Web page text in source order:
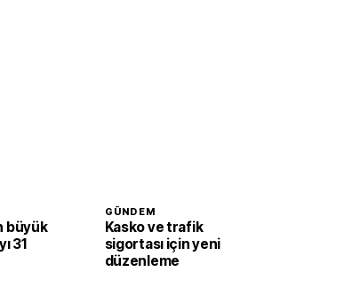
büyük
31
GÜNDEM
Kasko ve trafik
sigortası için yeni
düzenleme